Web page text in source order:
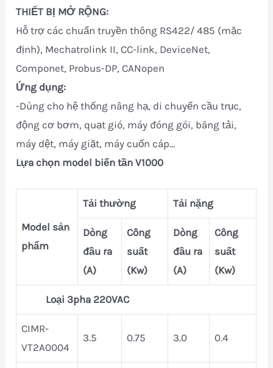
THIẾT BỊ MỞ RỘNG:
Hỗ trợ các chuẩn truyền thông RS422/ 485 (mặc
định), Mechatrolink II, CC-link, DeviceNet,
Componet, Probus-DP, CANopen
Ứng dụng:
-Dùng cho hệ thống nâng hạ, di chuyển cầu trục,
động cơ bơm, quạt gió, máy đóng gói, băng tải,
máy dệt, máy giặt, máy cuốn cáp…
Lựa chọn model biến tần V1000
Model sản
phẩm
Tải thường Tải nặng
Dòng
đầu ra
(A)
Công
suất
(Kw)
Dòng
đầu ra
(A)
Công
suất
(Kw)
Loại 3pha 220VAC
CIMR-
VT2A0004
3.5 0.75 3.0 0.4